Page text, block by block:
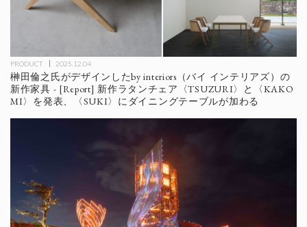
PRODUCT 2025.12.04
榊田倫之氏がデザインしたby interiors（バイ インテリアズ）の
新作家具 - [Report] 新作ラタンチェア〈TSUZURI〉と〈KAKO
MI〉を発表、〈SUKI〉にダイニングテーブルが加わる